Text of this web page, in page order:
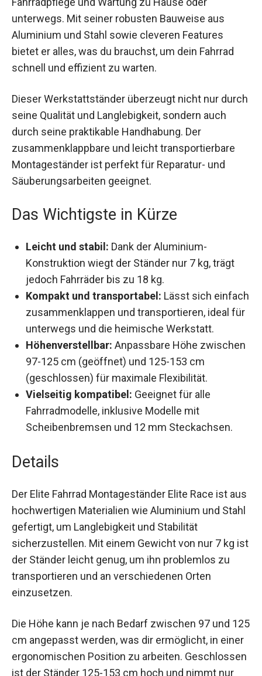
unterwegs. Mit seiner robusten Bauweise aus
Aluminium und Stahl sowie cleveren Features
bietet er alles, was du brauchst, um dein Fahrrad
schnell und effizient zu warten.
durch seine Qualität und Langlebigkeit, sondern
auch durch seine praktikable Handhabung. Der
zusammenklappbare und leicht transportierbare
Montageständer ist perfekt für Reparatur- und
Säuberungsarbeiten geeignet.
Das Wichtigste in Kürze
Konstruktion wiegt der Ständer nur 7 kg, trägt
jedoch Fahrräder bis zu 18 kg.
Kompakt und transportabel:Lässt sich
einfach zusammenklappen und
transportieren, ideal für unterwegs und die
heimische Werkstatt.
Höhenverstellbar: Anpassbare Höhe
zwischen 97-125 cm (geöffnet) und 125-153
cm (geschlossen) für maximale Flexibilität.
Vielseitig kompatibel: Geeignet für alle
Fahrradmodelle, inklusive Modelle mit
Scheibenbremsen und 12 mm Steckachsen.
Details
Der Elite Fahrrad Montageständer Elite Race ist
aus hochwertigen Materialien wie Aluminium und
Stahl gefertigt, um Langlebigkeit und Stabilität
sicherzustellen. Mit einem Gewicht von nur 7 kg
ist der Ständer leicht genug, um ihn problemlos
zu transportieren und an verschiedenen Orten
einzusetzen.
Die Höhe kann je nach Bedarf zwischen 97 und
125 cm angepasst werden, was dir ermöglicht, in
einer ergonomischen Position zu arbeiten.